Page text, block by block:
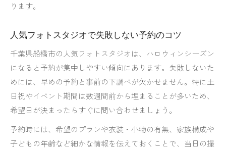
ります。
人気フォトスタジオで失敗しない予約のコツ
千葉県船橋市の人気フォトスタジオは、ハロウィンシーズン
になると予約が集中しやすい傾向にあります。失敗しないた
めには、早めの予約と事前の下調べが欠かせません。特に土
日祝やイベント期間は数週間前から埋まることが多いため、
希望日が決まったらすぐに問い合わせましょう。
予約時には、希望のプランや衣装・小物の有無、家族構成や
子どもの年齢など細かな情報を伝えておくことで、当日の撮